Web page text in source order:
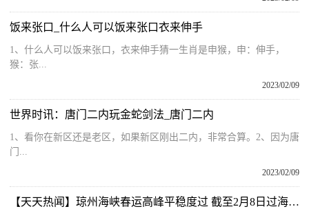
饭来张口_什么人可以饭来张口衣来伸手
1、什么人可以饭来张口，衣来伸手猜一生肖是申猴，申：伸手，
猴：张...
2023/02/09
世界时讯：唐门二内玩金蛇剑法_唐门二内
1、看你在新区还是老区，如果新区刚出二内，非常合算。2、因为唐
门...
2023/02/09
【天天热闻】琼州海峡春运高峰平稳度过 截至2月8日过海旅客逾353万人次